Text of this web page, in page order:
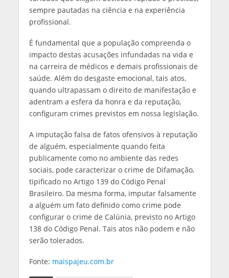
sempre pautadas na ciência e na experiência
profissional.
É fundamental que a população compreenda o
impacto destas acusações infundadas na vida e
na carreira de médicos e demais profissionais de
saúde. Além do desgaste emocional, tais atos,
quando ultrapassam o direito de manifestação e
adentram a esfera da honra e da reputação,
configuram crimes previstos em nossa legislação.
A imputação falsa de fatos ofensivos à reputação
de alguém, especialmente quando feita
publicamente como no ambiente das redes
sociais, pode caracterizar o crime de Difamação,
tipificado no Artigo 139 do Código Penal
Brasileiro. Da mesma forma, imputar falsamente
a alguém um fato definido como crime pode
configurar o crime de Calúnia, previsto no Artigo
138 do Código Penal. Tais atos não podem e não
serão tolerados.
Fonte: maispajeu.com.br